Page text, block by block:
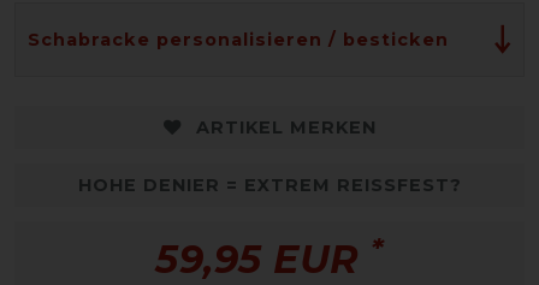
Schabracke personalisieren / besticken
ARTIKEL MERKEN
HOHE DENIER = EXTREM REISSFEST?
59,95 EUR *